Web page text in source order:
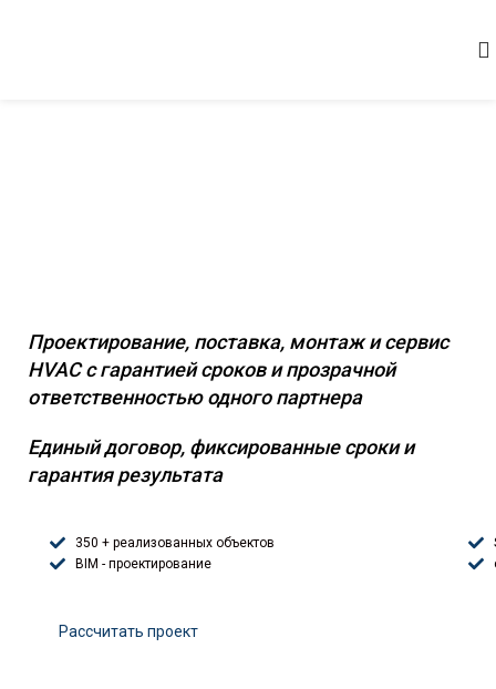
Проектирование, поставка, монтаж и сервис
HVAC с гарантией сроков и прозрачной
ответственностью одного партнера
Единый договор, фиксированные сроки и
гарантия результата
350 + реализованных объектов
BIM - проектирование
Расcчитать проект